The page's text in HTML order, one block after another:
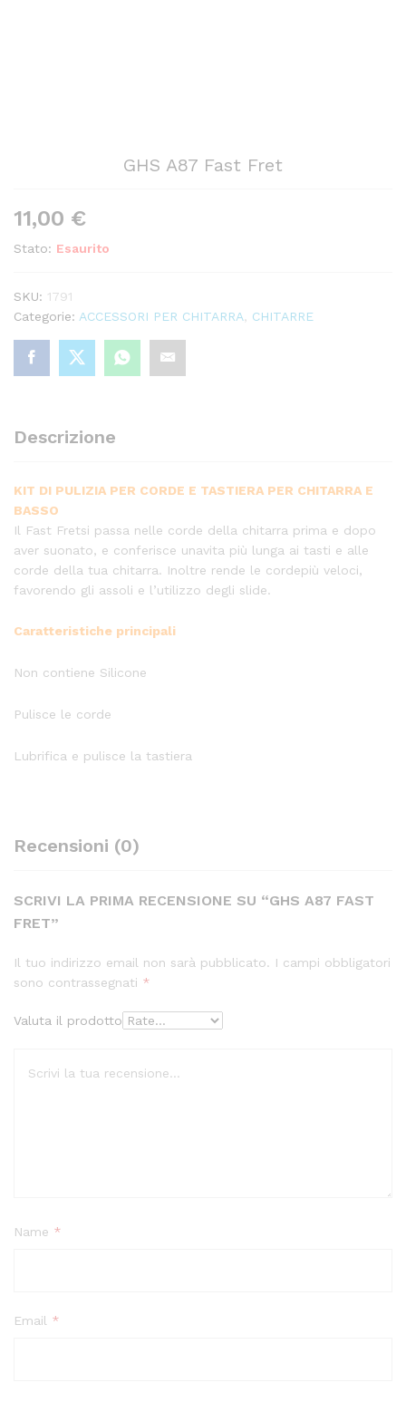
GHS A87 Fast Fret
11,00 €
Stato: Esaurito
SKU: 1791
Categorie: ACCESSORI PER CHITARRA CHITARRE
Descrizione
KIT DI PULIZIA PER CORDE E TASTIERA PER CHITARRA E
BASSO
Il Fast Fretsi passa nelle corde della chitarra prima e dopo
aver suonato, e conferisce unavita più lunga ai tasti e alle
corde della tua chitarra. Inoltre rende le cordepiù veloci,
favorendo gli assoli e l’utilizzo degli slide.
Caratteristiche principali
Non contiene Silicone
Pulisce le corde
Lubrifica e pulisce la tastiera
Recensioni (0)
SCRIVI LA PRIMA RECENSIONE SU “GHS A87 FAST
FRET”
Il tuo indirizzo email non sarà pubblicato. I campi obbligatori
sono contrassegnati *
Valuta il prodotto
Name *
Email *